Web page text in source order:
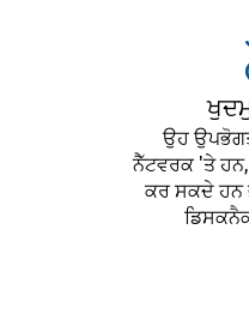
ਉਹ
ਨੈੱਟਵਰਕ 'ਤੇ ਹਨ,
ਕਰ ਸਕਦੇ ਹਨ